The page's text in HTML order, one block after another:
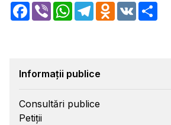
Facebook
Viber WhatsApp
TelegramOdnoklassniki
VK
Informații publice
Consultări publice
Petiții